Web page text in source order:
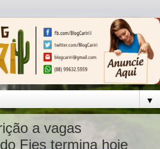
▼
a vagas
Fies termina hoje